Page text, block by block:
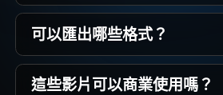
產品亮點展示。
Magiclight 上的 Veo 3.1 Lite 適
單段約4至8秒，非常適合社群
產品亮點展示。
可以匯出哪些格式？
Magiclight 支援16:9、9:16等標
不論橫式或直式影片，都能直
這些影片可以商業使用嗎？